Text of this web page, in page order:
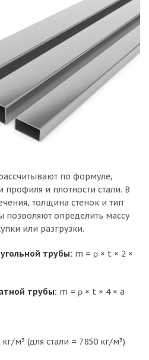
по формуле,
и плотности стали. В
толщина стенок и тип
позволяют определить массу
или разгрузки.
трубы: m = ρ × t × 2 ×
трубы: m = ρ × t × 4 × a
м³ (для стали = 7850 кг/м³)